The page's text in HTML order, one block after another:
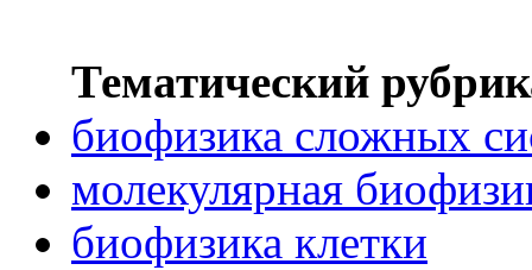
Тематический
биофизика сложных
молекулярная
биофизика клетки